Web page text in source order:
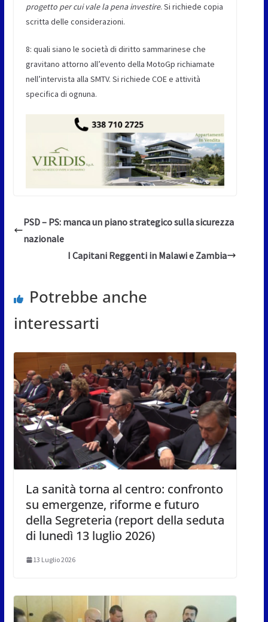
progetto per cui vale la pena investire. Si richiede copia
scritta delle considerazioni.
8: quali siano le società di diritto sammarinese che
gravitano attorno all’evento della MotoGp richiamate
nell’intervista alla SMTV. Si richiede COE e attività
specifica di ognuna.
PSD – PS: manca un piano strategico sulla sicurezza
nazionale
I Capitani Reggenti in Malawi e Zambia
Potrebbe anche
interessarti
La sanità torna al centro: confronto
su emergenze, riforme e futuro
della Segreteria (report della seduta
di lunedì 13 luglio 2026)
13 Luglio 2026